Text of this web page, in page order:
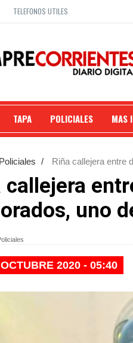
TELEFONOS UTILES
TAPA POLICIALES MAS
Policiales / Riña callejera entre
callejera
uno
2020 - 05:40